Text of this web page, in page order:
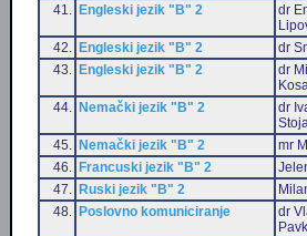
41.
Engleski jezik "B" 2
dr
42.
Engleski jezik "B" 2
dr
43.
Engleski jezik "B" 2
dr
44.
Nemački jezik "B" 2
dr
45.
Nemački jezik "B" 2
mr
46.
Francuski jezik "B" 2
47.
Ruski jezik "B" 2
48.
Poslovno komuniciranje
dr